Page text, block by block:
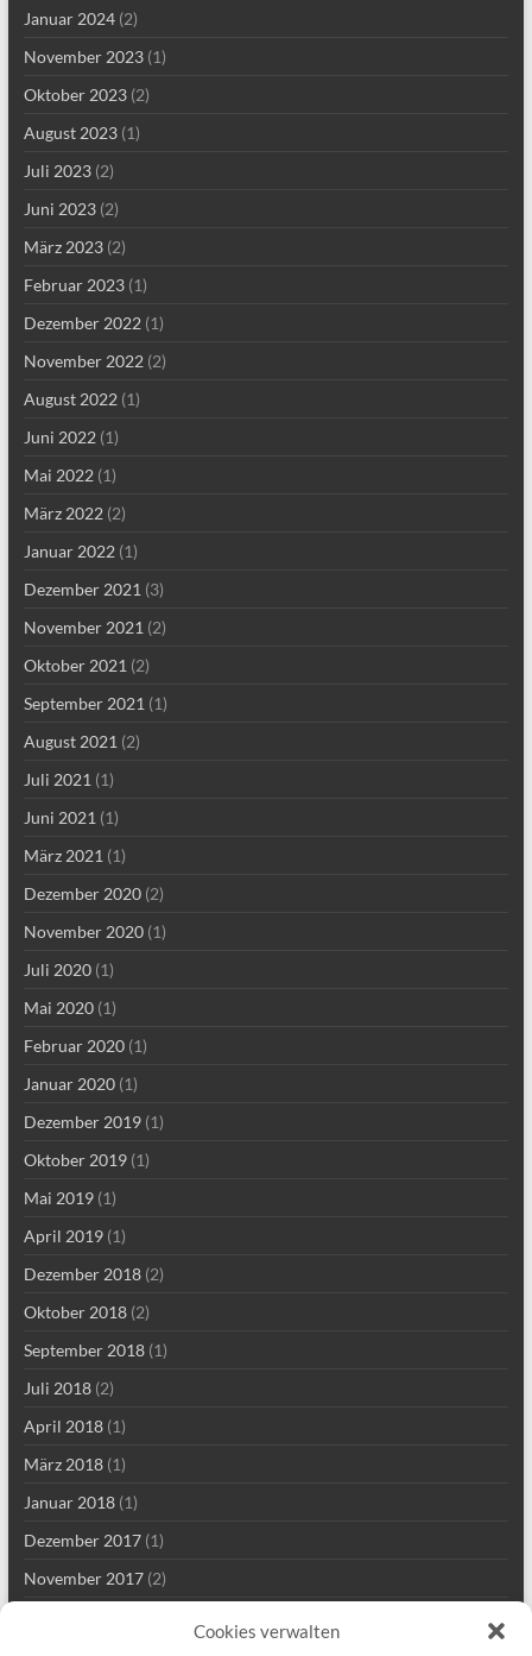
Cookies verwalten
Januar 2024(2)
November 2023(1)
Oktober 2023(2)
August 2023(1)
Juli 2023(2)
Juni 2023(2)
März 2023(2)
Februar 2023(1)
Dezember 2022(1)
November 2022(2)
August 2022(1)
Juni 2022(1)
Mai 2022(1)
März 2022(2)
Januar 2022(1)
Dezember 2021 (3)
November 2021 (2)
Oktober 2021 (2)
September 2021 (1)
August 2021 (2)
Juli 2021 (1)
Juni 2021 (1)
März 2021 (1)
Dezember 2020(2)
November 2020(1)
Juli 2020(1)
Mai 2020(1)
Februar 2020(1)
Januar 2020(1)
Dezember 2019(1)
Oktober 2019(1)
Mai 2019(1)
April 2019(1)
Dezember 2018(2)
Oktober 2018(2)
September 2018(1)
Juli 2018(2)
April 2018(1)
März 2018(1)
Januar 2018(1)
Dezember 2017(1)
November 2017(2)